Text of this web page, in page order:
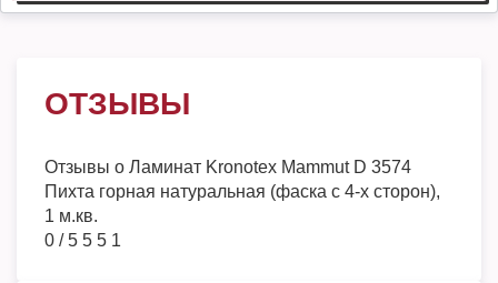
ОТЗЫВЫ
Отзывы о Ламинат Kronotex Mammut D 3574
Пихта горная натуральная (фаска с 4-х сторон),
1 м.кв.
0 /5 5 5 1